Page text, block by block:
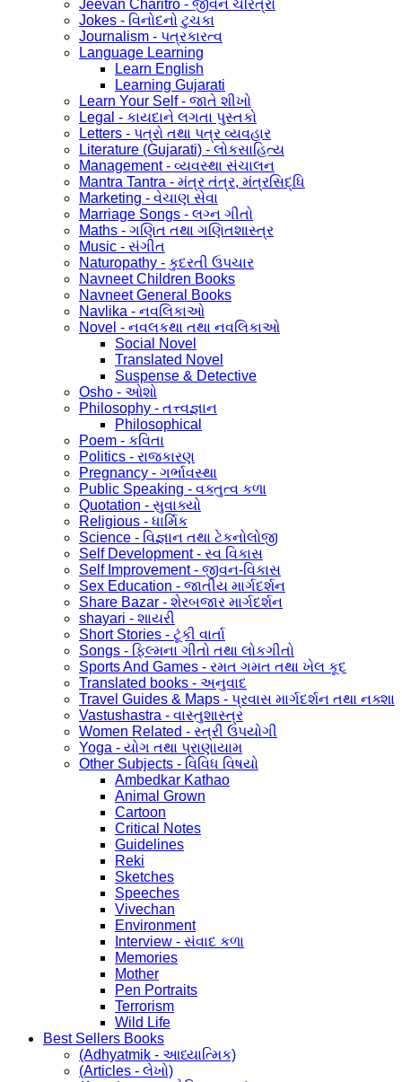
Jeevan Charitro - જીવન ચરિત્રો
Jokes - વિનોદનો ટુચકા
Journalism - પત્રકારત્વ
Language Learning
Learn English
Learning Gujarati
Learn Your Self - જાતે શીખો
Legal - કાયદાને લગતા પુસ્તકો
Letters - પત્રો તથા પત્ર વ્યવહાર
Literature (Gujarati) - લોકસાહિત્ય
Management - વ્યવસ્થા સંચાલન
Mantra Tantra - મંત્ર તંત્ર, મંત્રસિદ્ધિ
Marketing - વેચાણ સેવા
Marriage Songs - લગ્ન ગીતો
Maths - ગણિત તથા ગણિતશાસ્ત્ર
Music - સંગીત
Naturopathy - કુદરતી ઉપચાર
Navneet Children Books
Navneet General Books
Navlika - નવલિકાઓ
Novel - નવલકથા તથા નવલિકાઓ
Social Novel
Translated Novel
Suspense & Detective
Osho - ઓશો
Philosophy - તત્ત્વજ્ઞાન
Philosophical
Poem - કવિતા
Politics - રાજકારણ
Pregnancy - ગર્ભાવસ્થા
Public Speaking - વક્તુત્વ કળા
Quotation - સુવાક્યો
Religious - ધાર્મિક
Science - વિજ્ઞાન તથા ટેકનોલોજી
Self Development - સ્વ વિકાસ
Self Improvement - જીવન-વિકાસ
Sex Education - જાતીય માર્ગદર્શન
Share Bazar - શેરબજાર માર્ગદર્શન
shayari - શાયરી
Short Stories - ટૂંકી વાર્તા
Songs - ફિલ્મના ગીતો તથા લોકગીતો
Sports And Games - રમત ગમત તથા ખેલ કૂદ
Translated books - અનુવાદ
Travel Guides & Maps - પ્રવાસ માર્ગદર્શન તથા નક્શા
Vastushastra - વાસ્તુશાસ્ત્ર
Women Related - સ્ત્રી ઉપયોગી
Yoga - યોગ તથા પ્રાણાયામ
Other Subjects - વિવિધ વિષયો
Ambedkar Kathao
Animal Grown
Cartoon
Critical Notes
Guidelines
Reki
Sketches
Speeches
Vivechan
Environment
Interview - સંવાદ કળા
Memories
Mother
Pen Portraits
Terrorism
Wild Life
Best Sellers Books
(Adhyatmik - આધ્યાત્મિક)
(Articles - લેખો)